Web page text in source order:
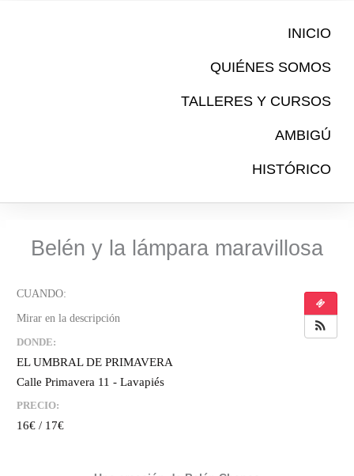
INICIO
QUIÉNES SOMOS
TALLERES Y CURSOS
AMBIGÚ
HISTÓRICO
Belén y la lámpara maravillosa
DONDE:
EL UMBRAL DE PRIMAVERA
Calle Primavera 11 - Lavapiés
PRECIO:
16€ / 17€